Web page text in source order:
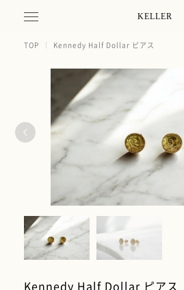
KELLER
TOP Kennedy Half Dollar ピアス
Kennedy Half Dollar ピアス